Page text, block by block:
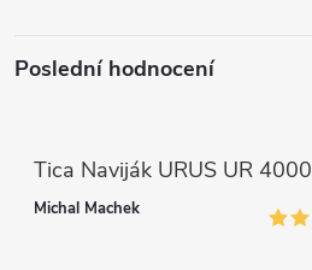
p
s
u
Poslední hodnocení
Tica Naviják URUS UR 4000
Michal Machek